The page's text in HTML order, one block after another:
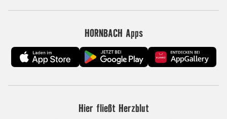
HORNBACH Apps
Hier fließt Herzblut